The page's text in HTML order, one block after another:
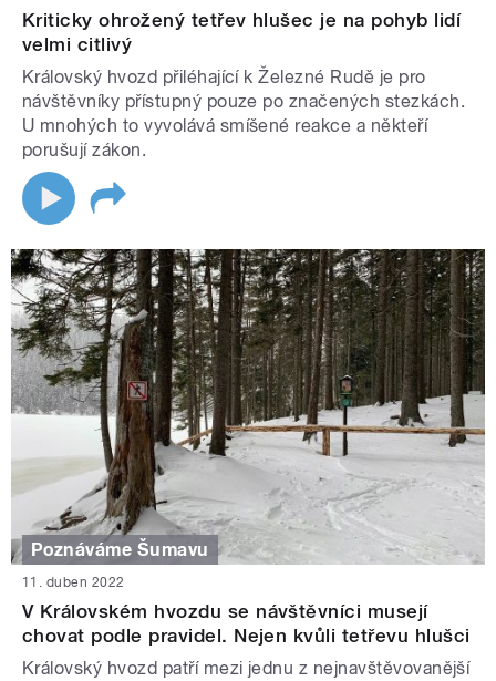
Kriticky ohrožený tetřev hlušec je na pohyb lidí
velmi citlivý
Královský hvozd přiléhající k Železné Rudě je pro
návštěvníky přístupný pouze po značených stezkách.
U mnohých to vyvolává smíšené reakce a někteří
porušují zákon.
Poznáváme Šumavu
11. duben 2022
V Královském hvozdu se návštěvníci musejí
chovat podle pravidel. Nejen kvůli tetřevu hlušci
Královský hvozd patří mezi jednu z nejnavštěvovanější